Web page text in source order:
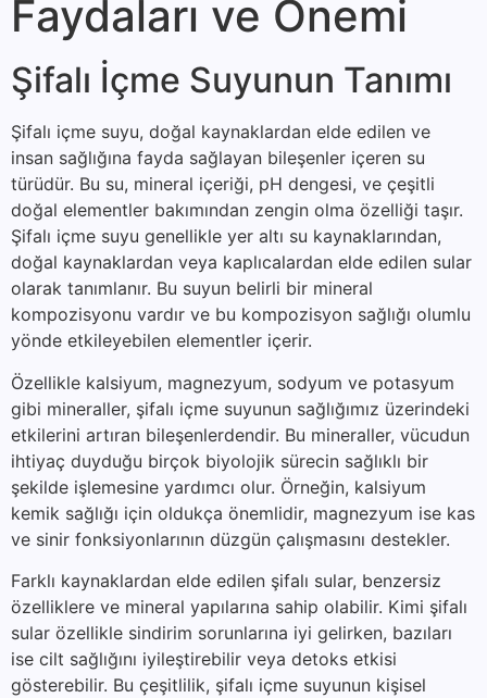
Faydaları ve Önemi
Şifalı İçme Suyunun Tanımı
Şifalı içme suyu, doğal kaynaklardan elde edilen ve
insan sağlığına fayda sağlayan bileşenler içeren su
türüdür. Bu su, mineral içeriği, pH dengesi, ve çeşitli
doğal elementler bakımından zengin olma özelliği taşır.
Şifalı içme suyu genellikle yer altı su kaynaklarından,
doğal kaynaklardan veya kaplıcalardan elde edilen sular
olarak tanımlanır. Bu suyun belirli bir mineral
kompozisyonu vardır ve bu kompozisyon sağlığı olumlu
yönde etkileyebilen elementler içerir.
Özellikle kalsiyum, magnezyum, sodyum ve potasyum
gibi mineraller, şifalı içme suyunun sağlığımız üzerindeki
etkilerini artıran bileşenlerdendir. Bu mineraller, vücudun
ihtiyaç duyduğu birçok biyolojik sürecin sağlıklı bir
şekilde işlemesine yardımcı olur. Örneğin, kalsiyum
kemik sağlığı için oldukça önemlidir, magnezyum ise kas
ve sinir fonksiyonlarının düzgün çalışmasını destekler.
Farklı kaynaklardan elde edilen şifalı sular, benzersiz
özelliklere ve mineral yapılarına sahip olabilir. Kimi şifalı
sular özellikle sindirim sorunlarına iyi gelirken, bazıları
ise cilt sağlığını iyileştirebilir veya detoks etkisi
gösterebilir. Bu çeşitlilik, şifalı içme suyunun kişisel